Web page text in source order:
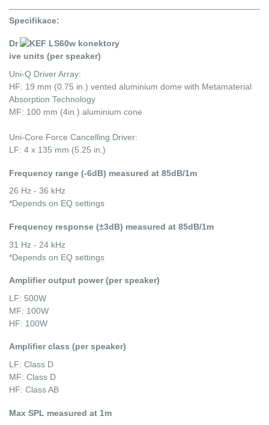
Specifikace:
Dr
ive units (per speaker)
Uni-Q Driver Array:
HF: 19 mm (0.75 in.) vented aluminium dome with Metamaterial
Absorption Technology
MF: 100 mm (4in.) aluminium cone
Uni-Core Force Cancelling Driver:
LF: 4 x 135 mm (5.25 in.)
Frequency range (-6dB) measured at 85dB/1m
26 Hz - 36 kHz
*Depends on EQ settings
Frequency response (±3dB) measured at 85dB/1m
31 Hz - 24 kHz
*Depends on EQ settings
Amplifier output power (per speaker)
LF: 500W
MF: 100W
HF: 100W
Amplifier class (per speaker)
LF: Class D
MF: Class D
HF: Class AB
Max SPL measured at 1m